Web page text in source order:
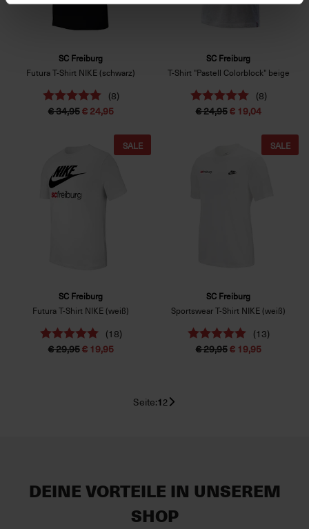
SC Freiburg
Futura T-Shirt NIKE (schwarz)
(8)
€ 34,95€ 24,95
SC Freiburg
T-Shirt "Pastell Colorblock" beige
(8)
€ 24,95€ 19,04
SC Freiburg
Futura T-Shirt NIKE (weiß)
(18)
€ 29,95€ 19,95
SALE
SC Freiburg
Sportswear T-Shirt NIKE (weiß)
(13)
€ 29,95€ 19,95
SALE
Seite:12
DEINE VORTEILE IN UNSEREM
SHOP